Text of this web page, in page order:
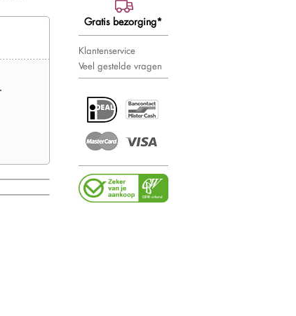
Gratis bezorging*
Klantenservice
Veel gestelde vragen